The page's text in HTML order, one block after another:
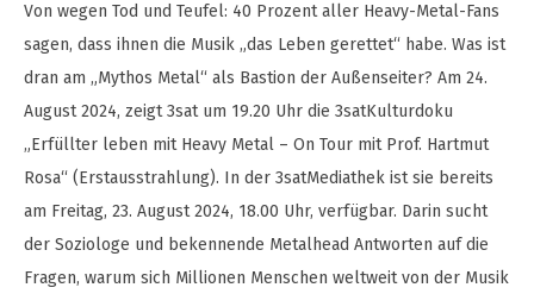
Von wegen Tod und Teufel: 40 Prozent aller Heavy-Metal-Fans
sagen, dass ihnen die Musik „das Leben gerettet“ habe. Was ist
dran am „Mythos Metal“ als Bastion der Außenseiter? Am 24.
August 2024, zeigt 3sat um 19.20 Uhr die 3satKulturdoku
„Erfüllter leben mit Heavy Metal – On Tour mit Prof. Hartmut
Rosa“ (Erstausstrahlung). In der 3satMediathek ist sie bereits
am Freitag, 23. August 2024, 18.00 Uhr, verfügbar. Darin sucht
der Soziologe und bekennende Metalhead Antworten auf die
Fragen, warum sich Millionen Menschen weltweit von der Musik